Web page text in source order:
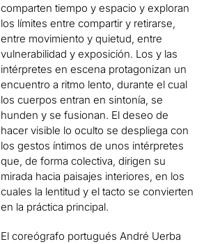
comparten tiempo y espacio y exploran
los límites entre compartir y retirarse,
entre movimiento y quietud, entre
vulnerabilidad y exposición. Los y las
intérpretes en escena protagonizan un
encuentro a ritmo lento, durante el cual
los cuerpos entran en sintonía, se
hunden y se fusionan. El deseo de
hacer visible lo oculto se despliega con
los gestos íntimos de unos intérpretes
que, de forma colectiva, dirigen su
mirada hacia paisajes interiores, en los
cuales la lentitud y el tacto se convierten
en la práctica principal.
El coreógrafo portugués André Uerba